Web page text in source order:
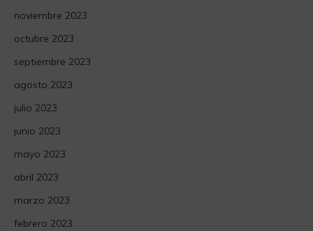
noviembre 2023
octubre 2023
septiembre 2023
agosto 2023
julio 2023
junio 2023
mayo 2023
abril 2023
marzo 2023
febrero 2023